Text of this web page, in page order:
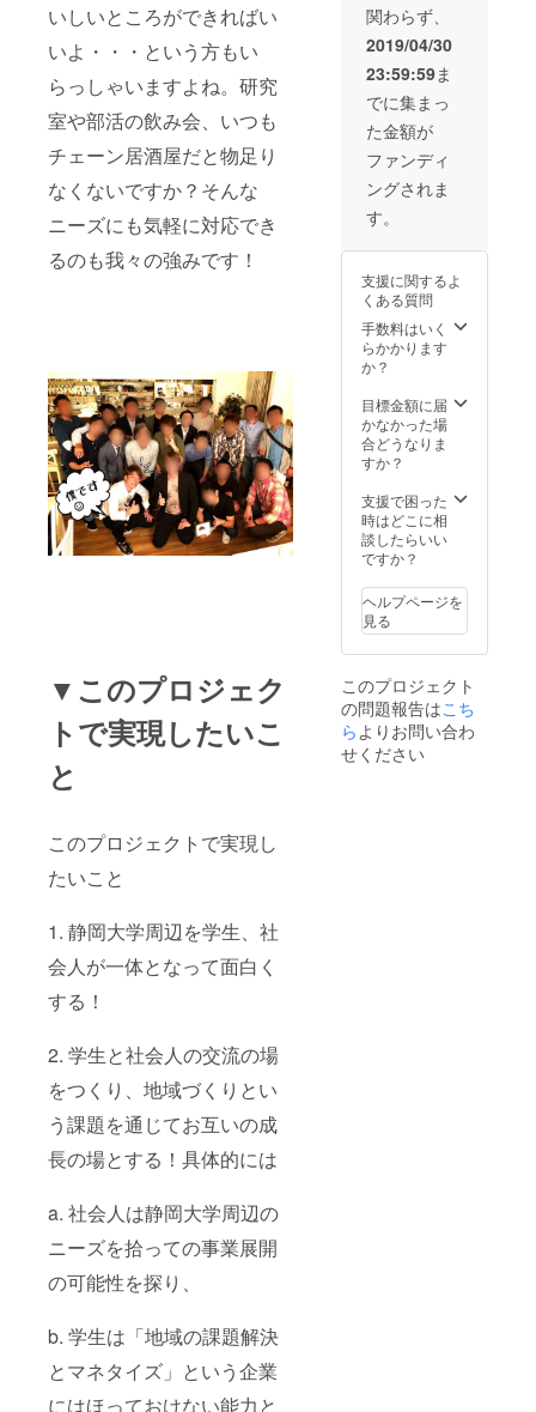
いしいところができればい
いよ・・・という方もい
らっしゃいますよね。研究
室や部活の飲み会、いつも
チェーン居酒屋だと物足り
なくないですか？そんな
ニーズにも気軽に対応でき
るのも我々の強みです！
▼このプロジェク
トで実現したいこ
と
このプロジェクトで実現し
たいこと
1. 静岡大学周辺を学生、社
会人が一体となって面白く
する！
2. 学生と社会人の交流の場
をつくり、地域づくりとい
う課題を通じてお互いの成
長の場とする！具体的には
a. 社会人は静岡大学周辺の
ニーズを拾っての事業展開
の可能性を探り、
b. 学生は「地域の課題解決
とマネタイズ」という企業
にはほっておけない能力と
関わらず、
2019/04/30
23:59:59ま
でに集まっ
た金額が
ファンディ
ングされま
す。
支援に関するよ
くある質問
手数料はいく
らかかります
か？
目標金額に届
かなかった場
合どうなりま
すか？
支援で困った
時はどこに相
談したらいい
ですか？
ヘルプページを
見る
このプロジェクト
の問題報告はこち
ら よりお問い合わ
せください